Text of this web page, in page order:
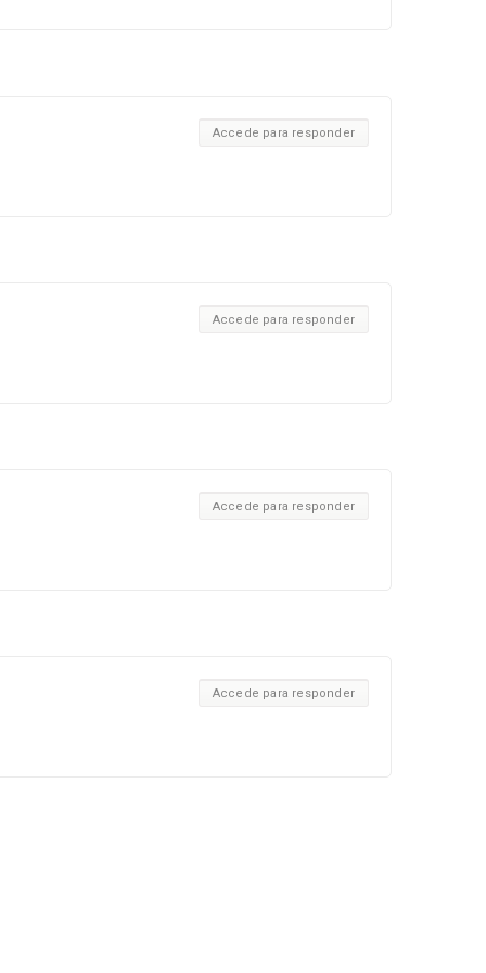
Accede para responder
Accede para responder
Accede para responder
Accede para responder